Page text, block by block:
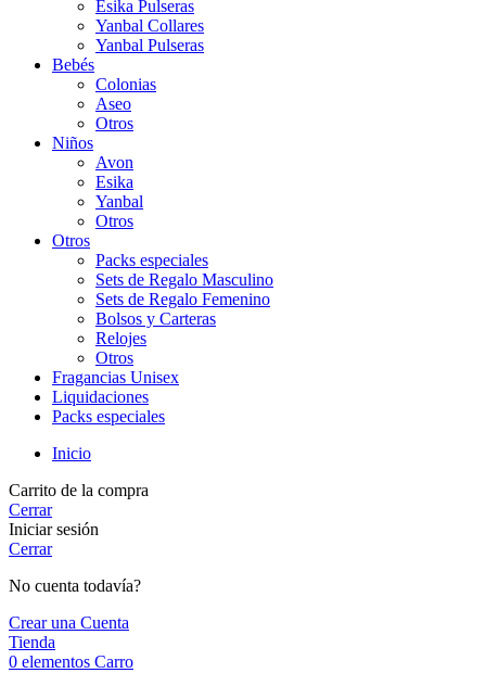
Esika Pulseras
Yanbal Collares
Yanbal Pulseras
Bebés
Colonias
Aseo
Otros
Niños
Avon
Esika
Yanbal
Otros
Otros
Packs especiales
Sets de Regalo Masculino
Sets de Regalo Femenino
Bolsos y Carteras
Relojes
Otros
Fragancias Unisex
Liquidaciones
Packs especiales
Inicio
Carrito de la compra
Cerrar
Iniciar sesión
Cerrar
No cuenta todavía?
Crear una Cuenta
Tienda
0 elementos Carro